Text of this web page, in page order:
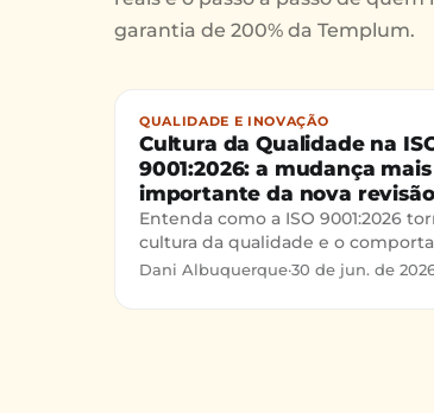
garantia de 200% da Templum.
QUALIDADE E INOVAÇÃO
Cultura da Qualidade na
9001:2026: a mudança mais
importante da nova
Entenda como a ISO 9001:2026
cultura da qualidade e o
ético responsabilidades da Alta
Dani Albuquerque·30 de jun. de